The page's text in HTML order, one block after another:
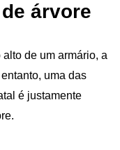
árvore
alto de um armário, a
uma das
é justamente